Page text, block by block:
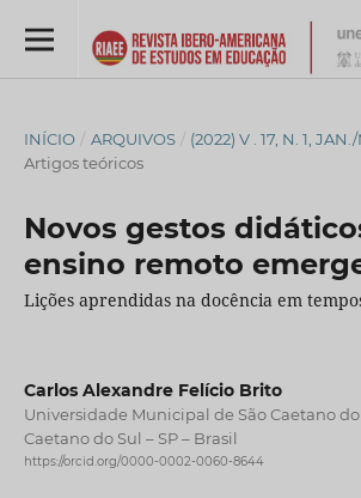
INÍCIO / ARQUIVOS / (2022) V . 17, N. 1, JAN./
Artigos teóricos
Novos gestos
ensino remoto
Lições aprendidas na docência em
Carlos Alexandre Felício Brito
Universidade Municipal de São Caetano do
Caetano do Sul – SP – Brasil
https://orcid.org/0000-0002-0060-8644